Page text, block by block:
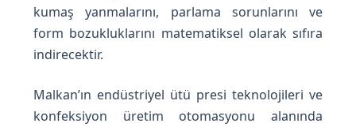
kumaş yanmalarını, parlama sorunlarını ve
form bozukluklarını matematiksel olarak sıfıra
indirecektir.
Malkan’ın endüstriyel ütü presi teknolojileri ve
konfeksiyon üretim otomasyonu alanında